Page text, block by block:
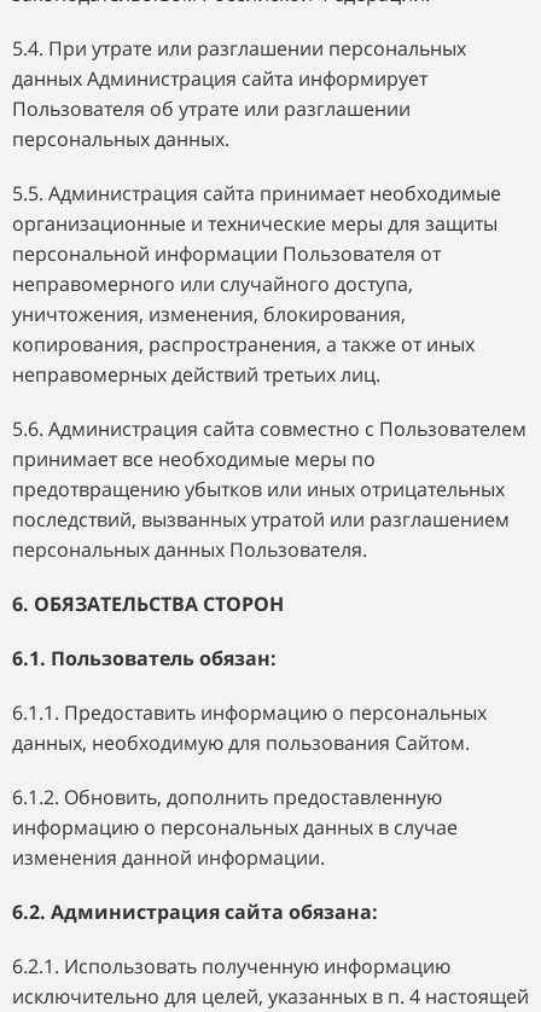
5.4. При утрате или разглашении персональных
данных Администрация сайта информирует
Пользователя об утрате или разглашении
персональных данных.
5.5. Администрация сайта принимает необходимые
организационные и технические меры для защиты
персональной информации Пользователя от
неправомерного или случайного доступа,
уничтожения, изменения, блокирования,
копирования, распространения, а также от иных
неправомерных действий третьих лиц.
5.6. Администрация сайта совместно с Пользователем
принимает все необходимые меры по
предотвращению убытков или иных отрицательных
последствий, вызванных утратой или разглашением
персональных данных Пользователя.
6. ОБЯЗАТЕЛЬСТВА СТОРОН
6.1. Пользователь обязан:
6.1.1. Предоставить информацию о персональных
данных, необходимую для пользования Сайтом.
6.1.2. Обновить, дополнить предоставленную
информацию о персональных данных в случае
изменения данной информации.
6.2. Администрация сайта обязана:
6.2.1. Использовать полученную информацию
исключительно для целей, указанных в п. 4 настоящей